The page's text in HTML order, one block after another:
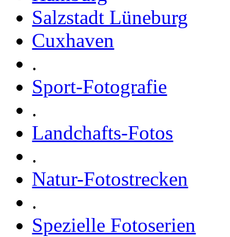
Salzstadt Lüneburg
Cuxhaven
.
Sport-Fotografie
.
Landchafts-Fotos
.
Natur-Fotostrecken
.
Spezielle Fotoserien